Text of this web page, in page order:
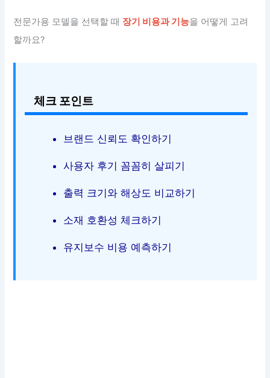
전문가용 모델을 선택할 때 장기 비용과 기능을 어떻게 고려
할까요?
체크 포인트
브랜드 신뢰도 확인하기
사용자 후기 꼼꼼히 살피기
출력 크기와 해상도 비교하기
소재 호환성 체크하기
유지보수 비용 예측하기